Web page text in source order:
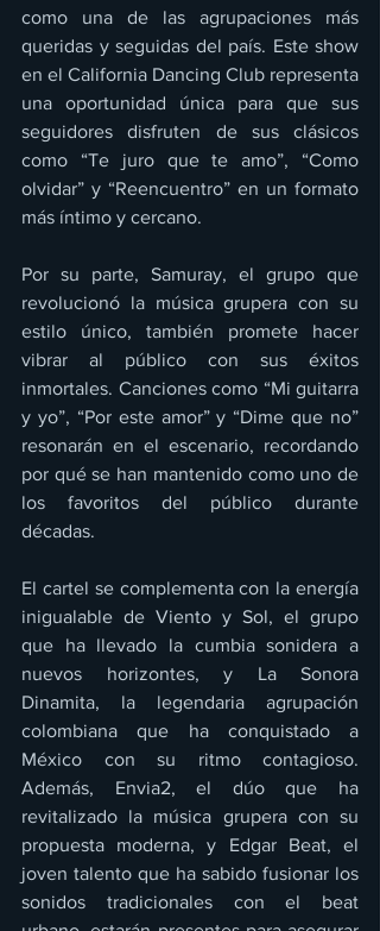
como una de las agrupaciones más
queridas y seguidas del país. Este show
en el California Dancing Club representa
una oportunidad única para que sus
seguidores disfruten de sus clásicos
como “Te juro que te amo”, “Como
olvidar” y “Reencuentro” en un formato
más íntimo y cercano.
Por su parte, Samuray, el grupo que
revolucionó la música grupera con su
estilo único, también promete hacer
vibrar al público con sus éxitos
inmortales. Canciones como “Mi guitarra
y yo”, “Por este amor” y “Dime que no”
resonarán en el escenario, recordando
por qué se han mantenido como uno de
los favoritos del público durante
décadas.
El cartel se complementa con la energía
inigualable de Viento y Sol, el grupo
que ha llevado la cumbia sonidera a
nuevos horizontes, y La Sonora
Dinamita, la legendaria agrupación
colombiana que ha conquistado a
México con su ritmo contagioso.
Además, Envia2, el dúo que ha
revitalizado la música grupera con su
propuesta moderna, y Edgar Beat, el
joven talento que ha sabido fusionar los
sonidos tradicionales con el beat